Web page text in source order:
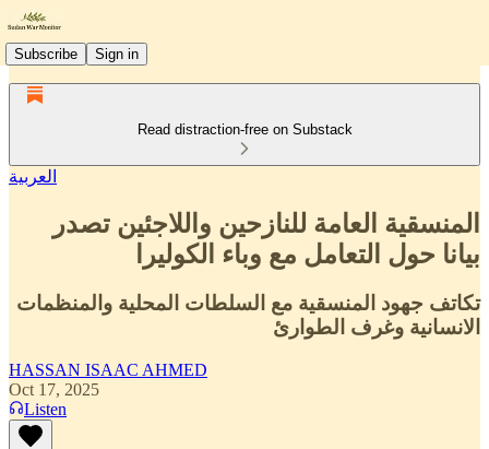
Subscribe Sign in
Read distraction-free on Substack
العربية
المنسقية العامة للنازحين واللاجئين تصدر
بيانا حول التعامل مع وباء الكوليرا
تكاتف جهود المنسقية مع السلطات المحلية والمنظمات
الانسانية وغرف الطوارئ
HASSAN ISAAC AHMED
Oct 17, 2025
Listen